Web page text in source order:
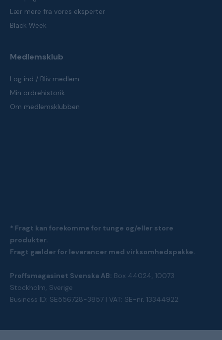
Lær mere fra vores eksperter
Black Week
Medlemsklub
Log ind / Bliv medlem
Min ordrehistorik
Om medlemsklubben
* Fragt kan forekomme for tunge og/eller store
produkter.
Fragt gælder for leverancer med virksomhedspakke.
Proffsmagasinet Svenska AB: Box 44024, 10073
Stockholm, Sverige
Business ID: SE556728-3857 | VAT: SE-nr. 13344922